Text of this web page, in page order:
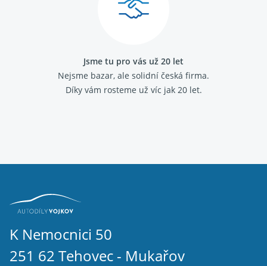
Jsme tu pro vás už 20 let
Nejsme bazar, ale solidní česká firma.
Díky vám rosteme už víc jak 20 let.
K Nemocnici 50
251 62 Tehovec - Mukařov